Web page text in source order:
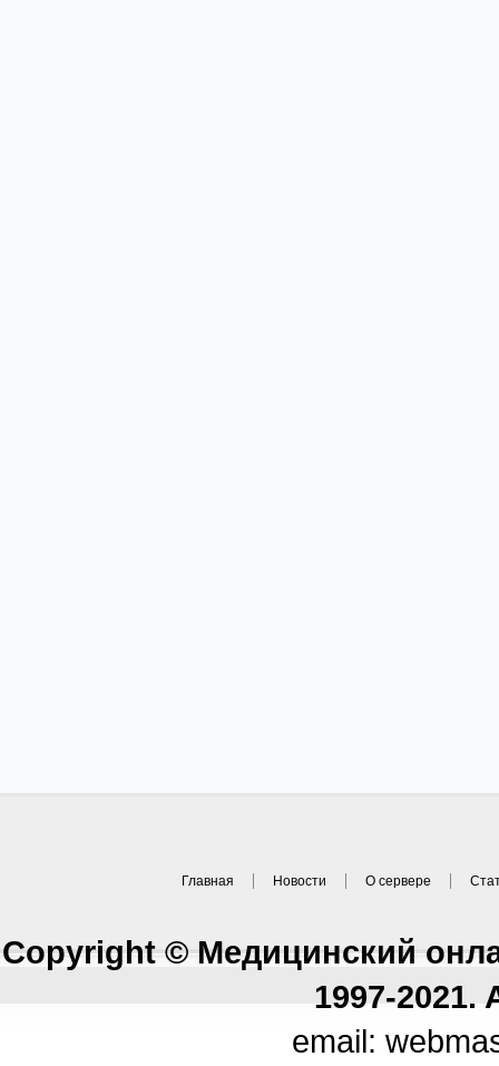
Главная Новости О сервере
Copyright © Медицинский
1997-2021.
email: